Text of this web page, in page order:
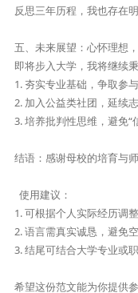
反思三年历程，我也存在
五、未来展望：心怀理想
即将步入大学，我将继续
1. 夯实专业基础，争取参
2. 加入公益类社团，延续
3. 培养批判性思维，避免“
结语：感谢母校的培育与
使用建议：
1. 可根据个人实际经历调
2. 语言需真实诚恳，避免
3. 结尾可结合大学专业或
希望这份范文能为你提供